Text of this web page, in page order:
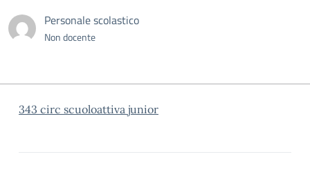
Personale scolastico
Non docente
343 circ scuoloattiva junior